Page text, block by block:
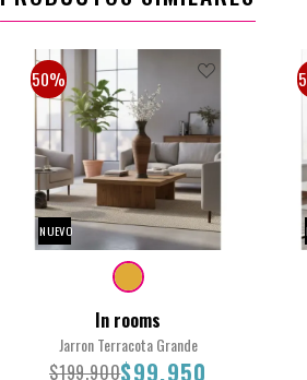
NUEVO
50%
In rooms
Jarron Terracota Grande
$199.900$99.950